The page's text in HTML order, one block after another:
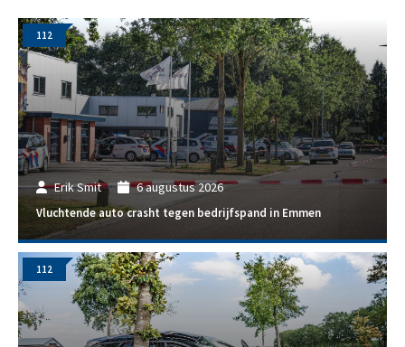
Erik Smit 6 augustus 2026
Vluchtende auto crasht tegen bedrijfspand in Emmen
112
112